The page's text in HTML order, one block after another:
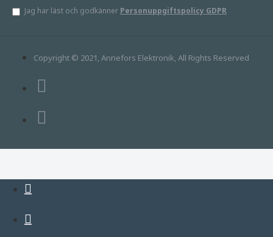
Jag har läst och godkänner Personuppgiftspolicy GDPR
Copyright © 2021, Annefors Elektronik, All Rights Reserved